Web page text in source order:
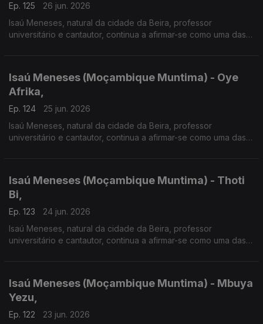
Ep. 125
26 jun. 2026
Isaú Meneses, natural da cidade da Beira, professor
universitário e cantautor, continua a afirmar-se como uma das
Isaú Meneses (Moçambique Muntima) - Oye
Afrika,
Ep. 124
25 jun. 2026
Isaú Meneses, natural da cidade da Beira, professor
universitário e cantautor, continua a afirmar-se como uma das
Isaú Meneses (Moçambique Muntima) - Thoti
Bi,
Ep. 123
24 jun. 2026
Isaú Meneses, natural da cidade da Beira, professor
universitário e cantautor, continua a afirmar-se como uma das
Isaú Meneses (Moçambique Muntima) - Mbuya
Yezu,
Ep. 122
23 jun. 2026